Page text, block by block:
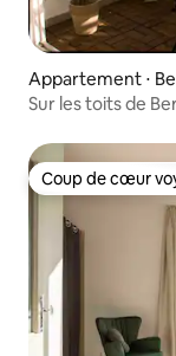
Appartement ⋅
Sur les toits de
Coup de cœur
Coup de cœur